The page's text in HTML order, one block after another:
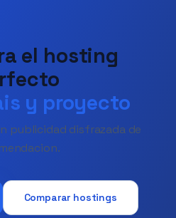
el hosting
y proyecto
publicidad disfrazada de
Comparar hostings